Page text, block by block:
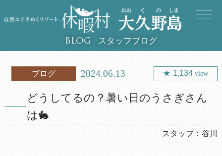
BLOG スタッフブログ
ブログ 2024.06.13 1,134view
どうしてるの？暑い日のうさぎさん
は🐇
スタッフ：谷川